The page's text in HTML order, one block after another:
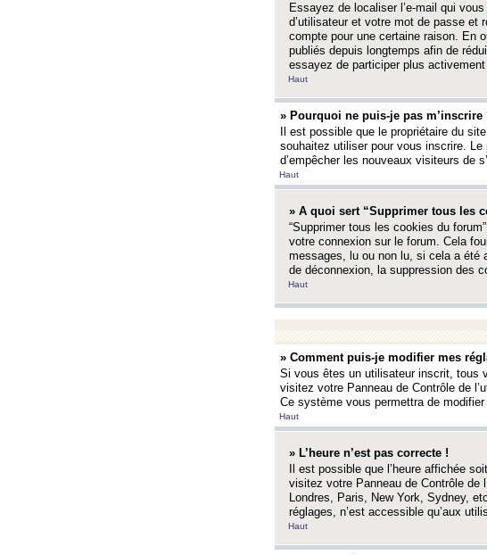
Essayez de localiser l’e-mail qui
d’utilisateur et votre mot de passe et
compte pour une certaine raison. En
publiés depuis longtemps afin de
essayez de participer plus
Haut
» Pourquoi ne puis-je pas m’inscrire
Il est possible que le propriétaire du
souhaitez utiliser pour vous inscrire.
d’empêcher les nouveaux visiteurs de
Haut
» A quoi sert “Supprimer tous les
“Supprimer tous les cookies du
votre connexion sur le forum. Cela
messages, lu ou non lu, si cela a été
de déconnexion, la suppression des
Haut
» Comment puis-je modifier mes
Si vous êtes un utilisateur inscrit, tous
visitez votre Panneau de Contrôle de
Ce système vous permettra de
Haut
» L’heure n’est pas correcte !
Il est possible que l’heure affichée
visitez votre Panneau de Contrôle de
Londres, Paris, New York, Sydney,
réglages, n’est accessible qu’aux
Haut